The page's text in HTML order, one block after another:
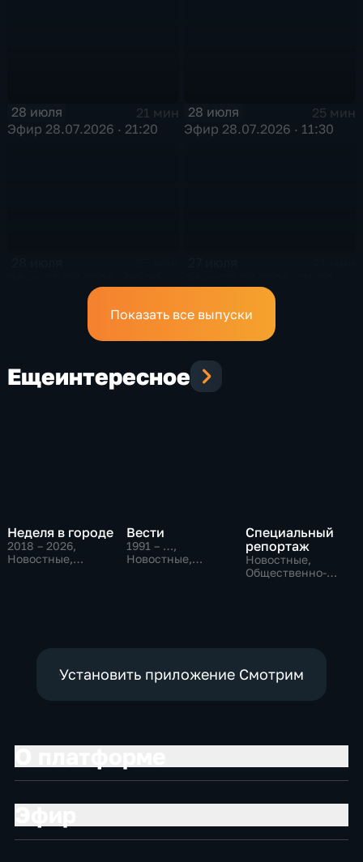
28 июля
21 мин
Эфир 28.07.2026 · 21:20
28 июля
25 мин
Эфир 28.07.2026 · 11:30
Показать все выпуски
Ещеинтересное
Неделя в городе
2018 – 2026,
Новостные,
Вести
1991 – …,
Новостные,
Специальный
репортаж
Новостные,
Общественно-
Установить приложение Смотрим